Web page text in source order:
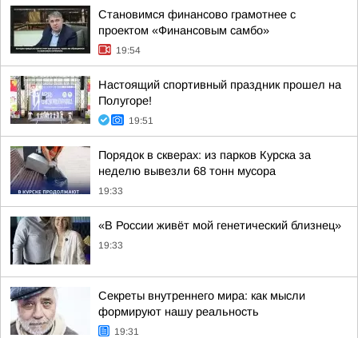
Становимся финансово грамотнее с
проектом «Финансовым самбо»
19:54
Настоящий спортивный праздник прошел на
Полугоре!
19:51
Порядок в скверах: из парков Курска за
неделю вывезли 68 тонн мусора
19:33
«В России живёт мой генетический близнец»
19:33
Секреты внутреннего мира: как мысли
формируют нашу реальность
19:31